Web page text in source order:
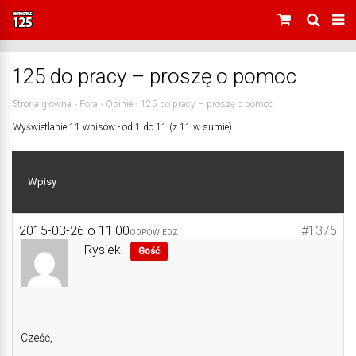
125 do pracy – proszę o pomoc
Strona główna › Fora › Opinie › 125 do pracy – proszę o pomoc
Wyświetlanie 11 wpisów - od 1 do 11 (z 11 w sumie)
Wpisy
2015-03-26 o 11:00 #1375
ODPOWIEDZ
Rysiek Gość
Cześć,